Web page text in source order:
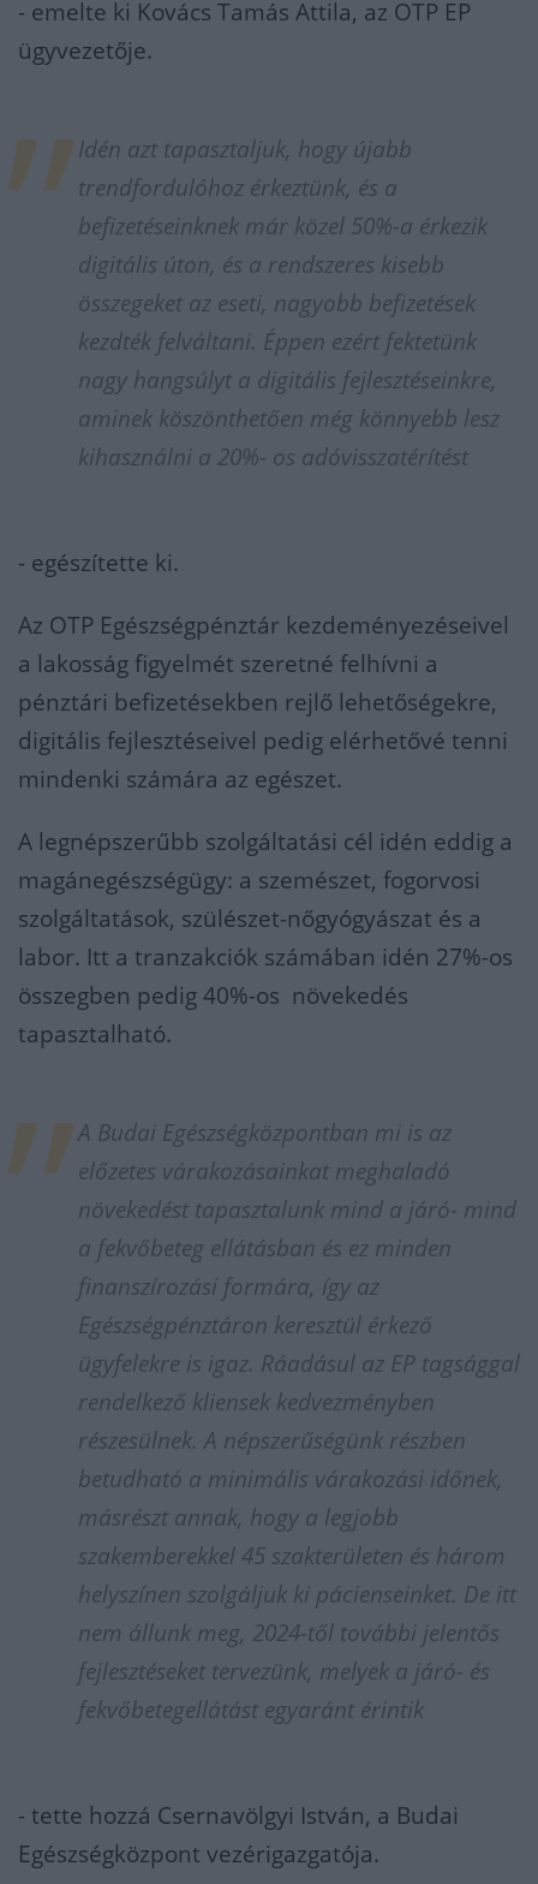
- emelte ki Kovács Tamás Attila, az OTP EP
ügyvezetője.
Idén azt tapasztaljuk, hogy újabb
trendfordulóhoz érkeztünk, és a
befizetéseinknek már közel 50%-a érkezik
digitális úton, és a rendszeres kisebb
összegeket az eseti, nagyobb befizetések
kezdték felváltani. Éppen ezért fektetünk
nagy hangsúlyt a digitális fejlesztéseinkre,
aminek köszönthetően még könnyebb lesz
kihasználni a 20%- os adóvisszatérítést
- egészítette ki.
Az OTP Egészségpénztár kezdeményezéseivel
a lakosság figyelmét szeretné felhívni a
pénztári befizetésekben rejlő lehetőségekre,
digitális fejlesztéseivel pedig elérhetővé tenni
mindenki számára az egészet.
A legnépszerűbb szolgáltatási cél idén eddig a
magánegészségügy: a szemészet, fogorvosi
szolgáltatások, szülészet-nőgyógyászat és a
labor. Itt a tranzakciók számában idén 27%-os
összegben pedig 40%-os növekedés
tapasztalható.
A Budai Egészségközpontban mi is az
előzetes várakozásainkat meghaladó
növekedést tapasztalunk mind a járó- mind
a fekvőbeteg ellátásban és ez minden
finanszírozási formára, így az
Egészségpénztáron keresztül érkező
ügyfelekre is igaz. Ráadásul az EP tagsággal
rendelkező kliensek kedvezményben
részesülnek. A népszerűségünk részben
betudható a minimális várakozási időnek,
másrészt annak, hogy a legjobb
szakemberekkel 45 szakterületen és három
helyszínen szolgáljuk ki pácienseinket. De itt
nem állunk meg, 2024-től további jelentős
fejlesztéseket tervezünk, melyek a járó- és
fekvőbetegellátást egyaránt érintik
- tette hozzá Csernavölgyi István, a Budai
Egészségközpont vezérigazgatója.